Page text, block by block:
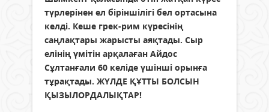
түрлерінен ел біріншілігі бел ортасына
келді. Кеше грек-рим күресінің
саңлақтары жарысты аяқтады. Сыр
елінің үмітін арқалаған Айдос
Сұлтанғали 60 келіде үшінші орынға
тұрақтады. ЖҮЛДЕ ҚҰТТЫ БОЛСЫН
ҚЫЗЫЛОРДАЛЫҚТАР!